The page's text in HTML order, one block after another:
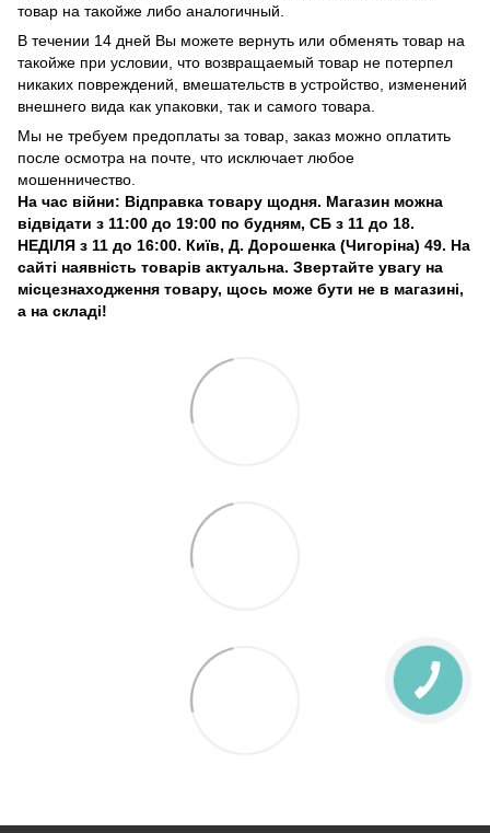
товар на такойже либо аналогичный.
В течении 14 дней Вы можете вернуть или обменять товар на
такойже при условии, что возвращаемый товар не потерпел
никаких повреждений, вмешательств в устройство, изменений
внешнего вида как упаковки, так и самого товара.
Мы не требуем предоплаты за товар, заказ можно оплатить
после осмотра на почте, что исключает любое
мошенничество.
На час війни: Відправка товару щодня. Магазин можна
відвідати з 11:00 до 19:00 по будням, СБ з 11 до 18.
НЕДІЛЯ з 11 до 16:00. Київ, Д. Дорошенка (Чигоріна) 49. На
сайті наявність товарів актуальна. Звертайте увагу на
місцезнаходження товару, щось може бути не в магазині,
а на складі!